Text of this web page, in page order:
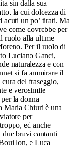
sin dalla sua
la cui dolcezza di
acuti un po’ tirati. Ma
come dovrebbe per
ruolo alla ultime
Per il ruolo di
Luciano Ganci,
naturalezza e con
si fa ammirare il
del fraseggio,
e verosimile
la donna
Maria Chiuri è una
per
ed anche
bravi cantanti
e Luca